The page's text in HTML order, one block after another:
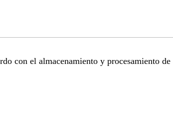
con el almacenamiento y procesamiento de